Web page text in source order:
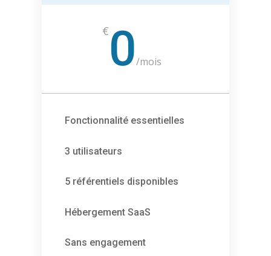
€ 0/mois
Fonctionnalité essentielles
3 utilisateurs
5 référentiels disponibles
Hébergement SaaS
Sans engagement